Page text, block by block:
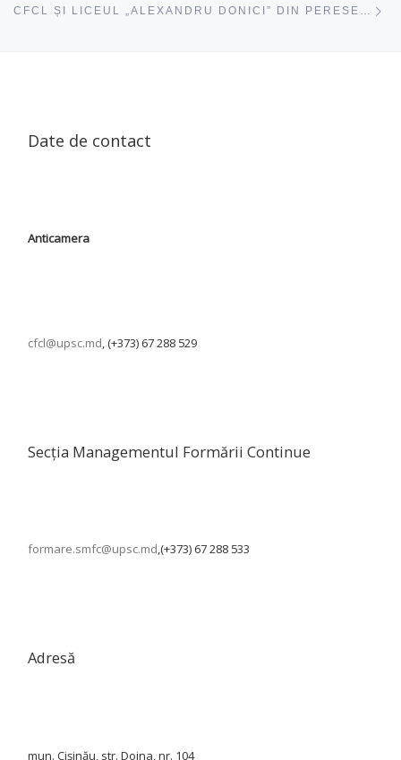
CFCL ȘI LICEUL „ALEXANDRU DONICI” DIN PERESECINA ÎN PARTENERIAT PENTRU DEZVOLTAREA RELAȚIILOR PROFESOR-ELEV
Date de contact
Anticamera
cfcl@upsc.md, (+373) 67 288 529
Secția Managementul Formării Continue
formare.smfc@upsc.md,(+373) 67 288 533
Adresă
mun. Cișinău, str. Doina, nr. 104